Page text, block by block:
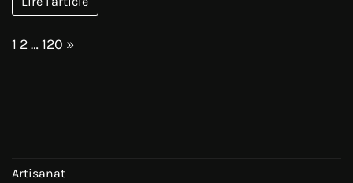
Page:
1 2…120 Next
»
Artisanat